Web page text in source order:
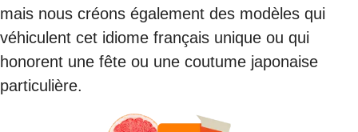
mais nous créons également des modèles qui
véhiculent cet idiome français unique ou qui
honorent une fête ou une coutume japonaise
particulière.